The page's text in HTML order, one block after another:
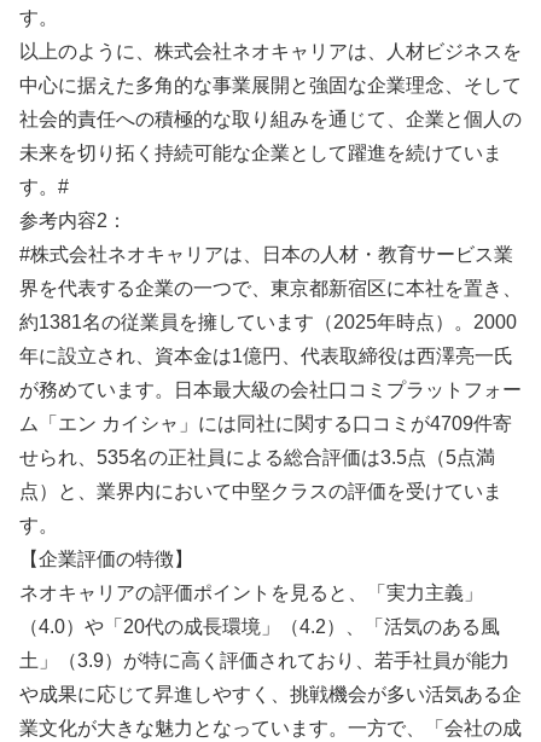
す。
以上のように、株式会社ネオキャリアは、人材ビジネスを
中心に据えた多角的な事業展開と強固な企業理念、そして
社会的責任への積極的な取り組みを通じて、企業と個人の
未来を切り拓く持続可能な企業として躍進を続けていま
す。#
参考内容2：
#株式会社ネオキャリアは、日本の人材・教育サービス業
界を代表する企業の一つで、東京都新宿区に本社を置き、
約1381名の従業員を擁しています（2025年時点）。2000
年に設立され、資本金は1億円、代表取締役は西澤亮一氏
が務めています。日本最大級の会社口コミプラットフォー
ム「エン カイシャ」には同社に関する口コミが4709件寄
せられ、535名の正社員による総合評価は3.5点（5点満
点）と、業界内において中堅クラスの評価を受けていま
す。
【企業評価の特徴】
ネオキャリアの評価ポイントを見ると、「実力主義」
（4.0）や「20代の成長環境」（4.2）、「活気のある風
土」（3.9）が特に高く評価されており、若手社員が能力
や成果に応じて昇進しやすく、挑戦機会が多い活気ある企
業文化が大きな魅力となっています。一方で、「会社の成